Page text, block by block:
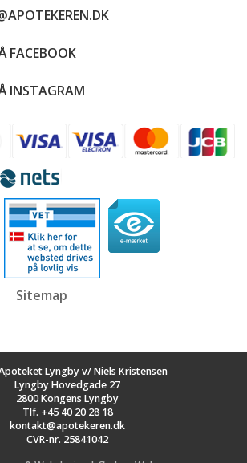
FACEBOOK
INSTAGRAM
Sitemap
Lyngby v/ Niels Kristensen
Lyngby Hovedgade 27
2800 Kongens Lyngby
Tlf. +45 40 20 28 18
kontakt@apotekeren.dk
CVR-nr. 25841042